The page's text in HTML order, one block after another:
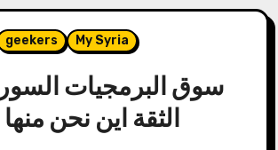
geekers My Syria
سوق البرمجيات
الثقة اين نحن